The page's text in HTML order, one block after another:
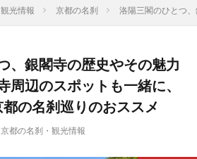
光情報 京都の名刹 洛陽三閣のひとつ
、銀閣寺の歴史やその魅力
周辺のスポットも一緒に、
の名刹巡りのおススメ
京都の名刹・観光情報